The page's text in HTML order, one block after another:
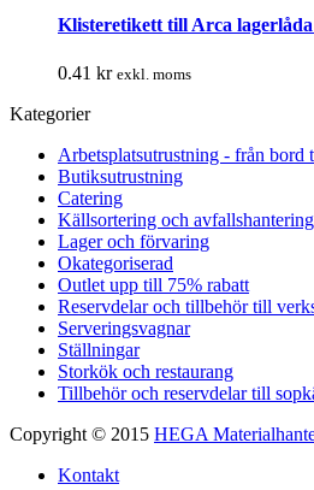
Klisteretikett till Arca
0.41 kr exkl. moms
Kategorier
Arbetsplatsutrustning - från bord
Butiksutrustning
Catering
Källsortering och avfallshantering
Lager och förvaring
Okategoriserad
Outlet upp till 75% rabatt
Reservdelar och tillbehör till
Serveringsvagnar
Ställningar
Storkök och restaurang
Tillbehör och reservdelar till
Copyright © 2015 HEGA
Kontakt